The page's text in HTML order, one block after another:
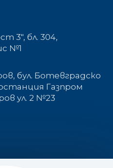
3", бл. 304,
№1
бул. Ботевградско
Газпром
ул. 2 №23